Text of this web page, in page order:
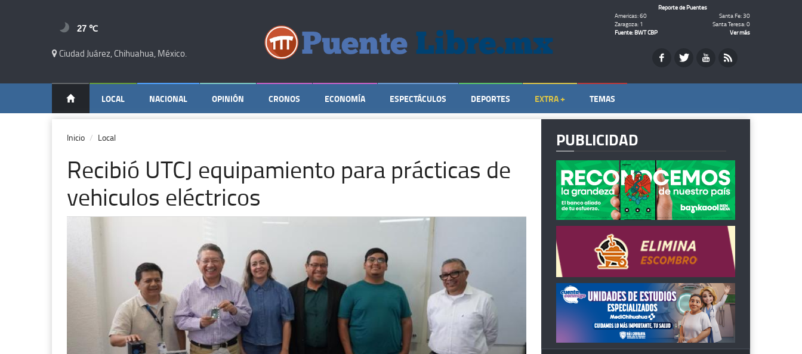
27 ℃
Ciudad Juárez, Chihuahua, México.
Reporte de Puentes
Americas: 60
Santa Fe: 30
Zaragoza: 1
Santa Teresa: 0
Fuente: BWT CBP
Ver más
LOCAL NACIONAL OPINIÓN CRONOS ECONOMÍA ESPECTÁCULOS DEPORTES EXTRA + TEMAS
Inicio Local
Recibió UTCJ equipamiento para prácticas de
vehiculos eléctricos
PUBLICIDAD